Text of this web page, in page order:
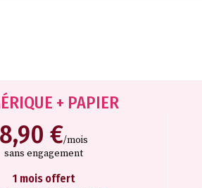
+ PAPIER
8,90 €/mois
sans engagement
1 mois offert